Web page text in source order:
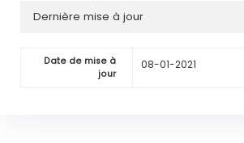
Dernière mise à jour
Date de mise à
jour
08-01-2021